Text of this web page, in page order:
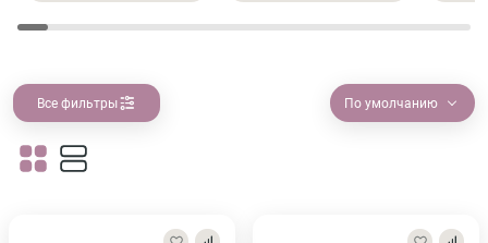
Все фильтры По умолчанию